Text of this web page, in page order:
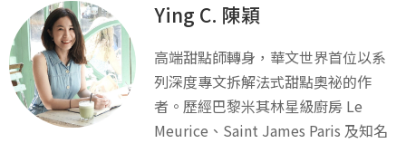
Ying C. 陳穎
高端甜點師轉身，華文世界首位以系
列深度專文拆解法式甜點奧祕的作
者。歷經巴黎米其林星級廚房 Le
Meurice、Saint James Paris 及知名